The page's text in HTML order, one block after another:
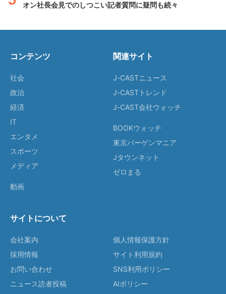
オン社長会見でのしつこい記者質問に疑問も続々
コンテンツ
社会
政治
経済
IT
エンタメ
スポーツ
メディア
動画
関連サイト
J-CASTニュース
J-CASTトレンド
J-CAST会社ウォッチ
BOOKウォッチ
東京バーゲンマニア
Jタウンネット
ゼロまる
サイトについて
会社案内
採用情報
お問い合わせ
ニュース読者投稿
個人情報保護方針
サイト利用規約
SNS利用ポリシー
AIポリシー